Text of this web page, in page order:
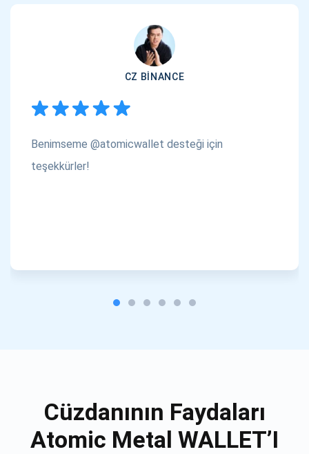
CZ BINANCE
Benimseme @atomicwallet desteği için
teşekkürler!
Cüzdanının Faydaları
Atomic Metal WALLET’I